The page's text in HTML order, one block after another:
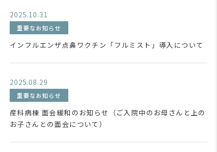
2025.10.31
重要なお知らせ
インフルエンザ点鼻ワクチン「フルミスト」導入について
2025.08.29
重要なお知らせ
産科病棟 面会緩和のお知らせ（ご入院中のお母さんと上の
お子さんとの面会について）